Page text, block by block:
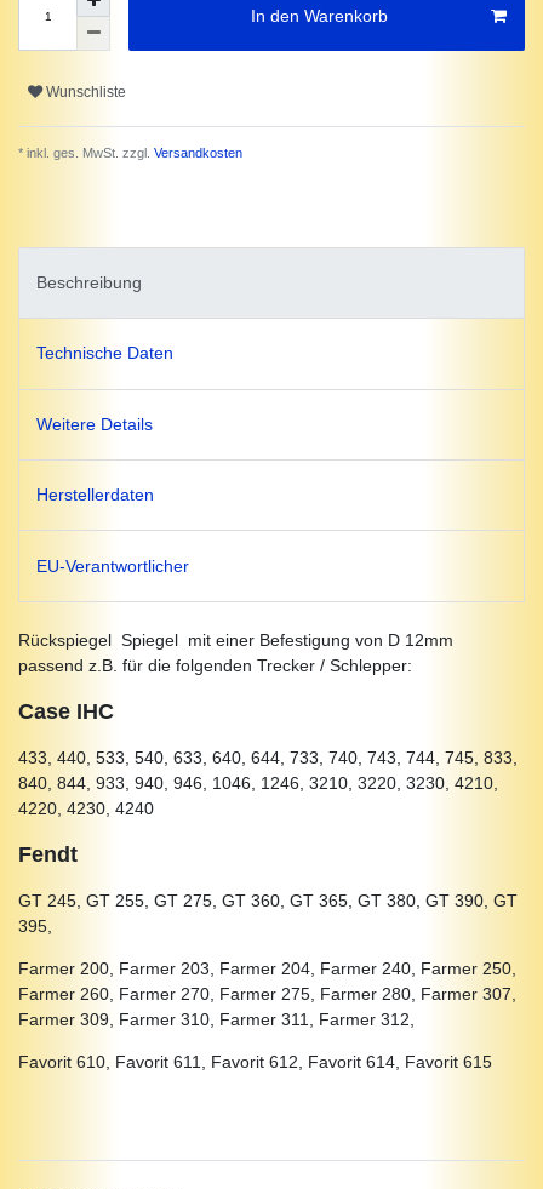
In den Warenkorb
Wunschliste
* inkl. ges. MwSt. zzgl. Versandkosten
Beschreibung
Technische Daten
Weitere Details
Herstellerdaten
EU-Verantwortlicher
Rückspiegel Spiegel mit einer Befestigung von D 12mm
passend z.B. für die folgenden Trecker / Schlepper:
Case IHC
433, 440, 533, 540, 633, 640, 644, 733, 740, 743, 744, 745, 833,
840, 844, 933, 940, 946, 1046, 1246, 3210, 3220, 3230, 4210,
4220, 4230, 4240
Fendt
GT 245, GT 255, GT 275, GT 360, GT 365, GT 380, GT 390, GT
395,
Farmer 200, Farmer 203, Farmer 204, Farmer 240, Farmer 250,
Farmer 260, Farmer 270, Farmer 275, Farmer 280, Farmer 307,
Farmer 309, Farmer 310, Farmer 311, Farmer 312,
Favorit 610, Favorit 611, Favorit 612, Favorit 614, Favorit 615